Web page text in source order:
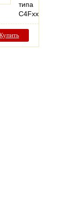
типа
C4Fxx